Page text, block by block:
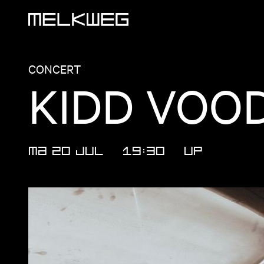
CONCERT
KIDD
MA 20 JUL 19:30 UP